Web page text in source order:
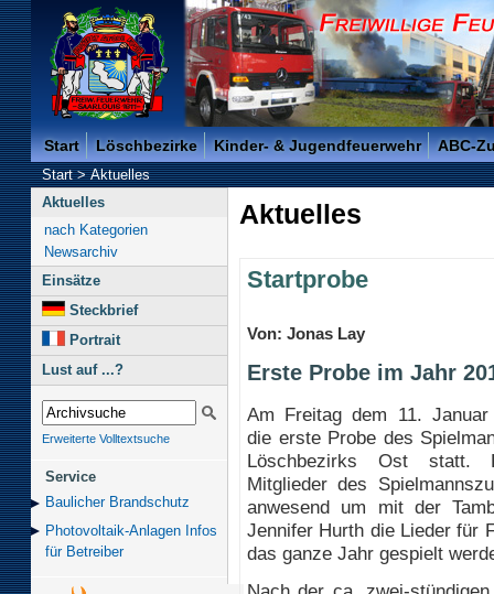
Freiwillige Feuerwehr der Kreisstadt Saarlouis -
Start Löschbezirke Kinder- & Jugendfeuerwehr ABC-
Start>Aktuelles
Aktuelles
nach Kategorien
Newsarchiv
Einsätze
Steckbrief
Portrait
Lust auf ...?
Erweiterte Volltextsuche
Service
Baulicher Brand­schutz
Photovoltaik-Anlagen Infos
für Betreiber
Aktuelles
Startprobe
Von: Jonas Lay
Erste Probe im Jahr
Am Freitag dem 11.
die erste Probe des
Löschbezirks Ost statt.
Mitglieder des
anwesend um mit der
Jennifer Hurth die Lieder für
das ganze Jahr gespielt